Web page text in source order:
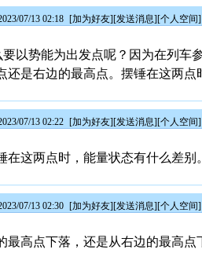
07/13 02:18 [加为好友][发送消息][个人空间]
以势能为出发点呢？因为在列车
还是右边的最高点。摆锤在这两
07/13 02:22 [加为好友][发送消息][个人空间]
在这两点时，能量状态有什么差别
07/13 02:30 [加为好友][发送消息][个人空间]
最高点下落，还是从右边的最高